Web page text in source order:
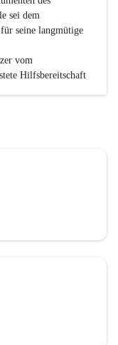
sei dem
seine langmütige
vom
Hilfsbereitschaft
kleinen
Informationen und
zum Gesamtbild
zeitgerecht für das
mag um Nachsicht
der eine oder
ihren
und Gewissen